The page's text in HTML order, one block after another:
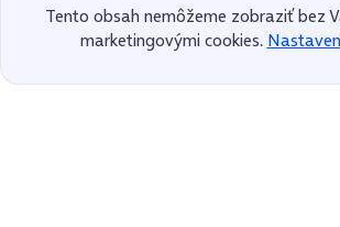
Tento obsah nemôžeme zobraziť bez
marketingovými cookies.